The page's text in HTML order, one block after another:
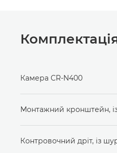
Камера CR-N400
Монтажний кронштейн,
Контровочний дріт, із